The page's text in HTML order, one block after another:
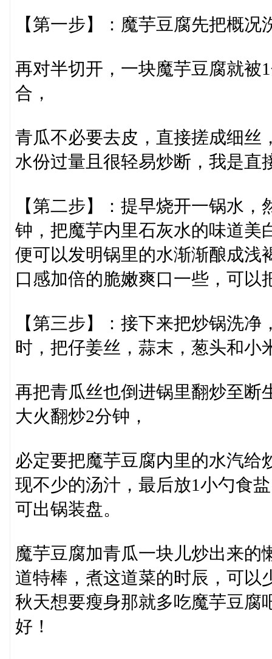
【第一步】：魔芋豆腐先把概
再对半切开，一块魔芋豆腐就被
合，
青瓜不必要去皮，直接搓成细丝
水份过量且很轻易炒断，我是直
【第二步】：提早烧开一锅水
钟，把魔芋内里石灰水的味道美
便可以发明锅里的水渐渐酿成浅
口感加倍的脆嫩爽口一些，可以
【第三步】：接下来把炒锅洗
时，把仔姜丝，蒜末，葱头和小
再把青瓜丝也倒进锅里翻炒至断
大火翻炒2分钟，
必定要把魔芋豆腐内里的水汽给
现不少的汤汁，最后放1小勺食
可出锅装盘。
魔芋豆腐加青瓜一块儿炒出来的
道特棒，煮这道菜的时辰，可以
秋天想要瘦身那就多吃魔芋豆腐
好！